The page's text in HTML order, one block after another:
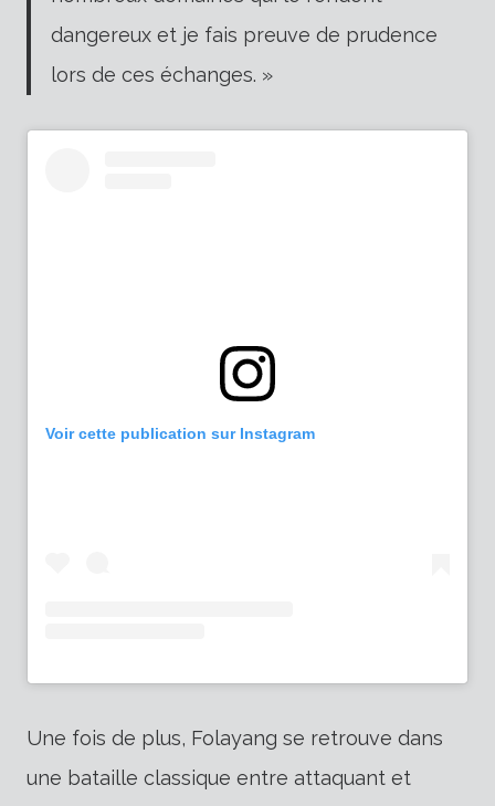
dangereux et je fais preuve de prudence
lors de ces échanges. »
Voir cette publication sur Instagram
Une fois de plus, Folayang se retrouve dans
une bataille classique entre attaquant et